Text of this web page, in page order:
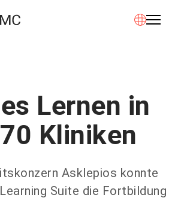
Lernen in
Kliniken
Asklepios konnte
Suite die Fortbildung